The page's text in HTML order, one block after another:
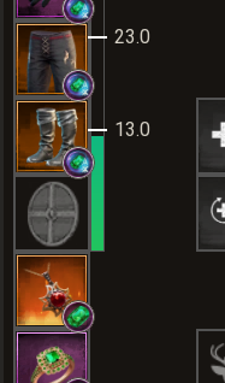
13.0
23.0